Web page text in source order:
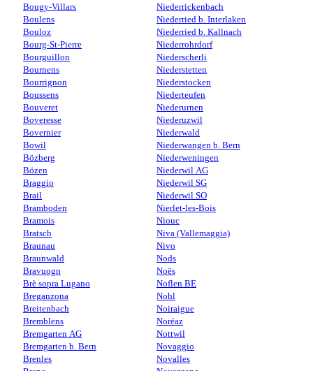
Bougy-Villars
Boulens
Bouloz
Bourg-St-Pierre
Bourguillon
Bournens
Bourrignon
Boussens
Bouveret
Boveresse
Bovernier
Bowil
Bözberg
Bözen
Braggio
Brail
Bramboden
Bramois
Bratsch
Braunau
Braunwald
Bravuogn
Brè sopra Lugano
Breganzona
Breitenbach
Bremblens
Bremgarten AG
Bremgarten b. Bern
Brenles
Niederrickenbach
Niederried b. Interlaken
Niederried b. Kallnach
Niederrohrdorf
Niederscherli
Niederstetten
Niederstocken
Niederteufen
Niederurnen
Niederuzwil
Niederwald
Niederwangen b. Bern
Niederweningen
Niederwil AG
Niederwil SG
Niederwil SO
Nierlet-les-Bois
Niouc
Niva (Vallemaggia)
Nivo
Nods
Noës
Noflen BE
Nohl
Noiraigue
Noréaz
Nottwil
Novaggio
Novalles